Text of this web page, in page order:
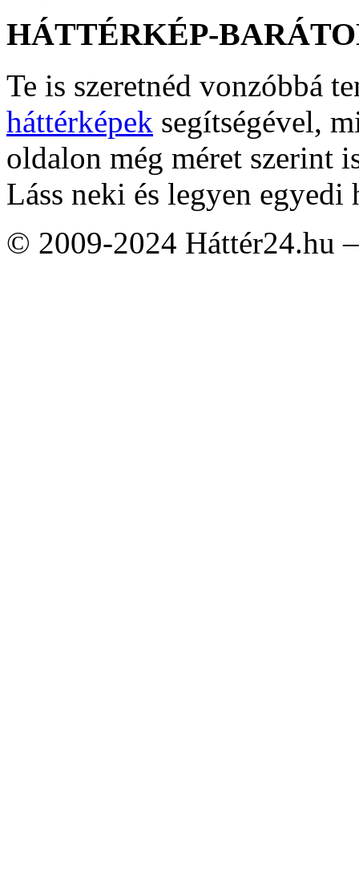
HÁTTÉRKÉP-
Te is szeretnéd vonzóbbá
háttérképek segítségével,
oldalon még méret szerint
Láss neki és legyen egyedi
© 2009-2024 Háttér24.hu